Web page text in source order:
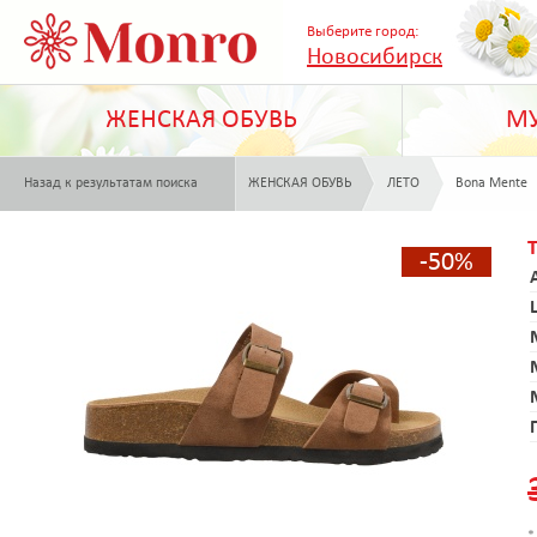
Выберите город:
Новосибирск
ЖЕНСКАЯ ОБУВЬ
Назад к результатам поиска ЖЕНСКАЯ ОБУВЬ ЛЕТО Bona Mente
-50%